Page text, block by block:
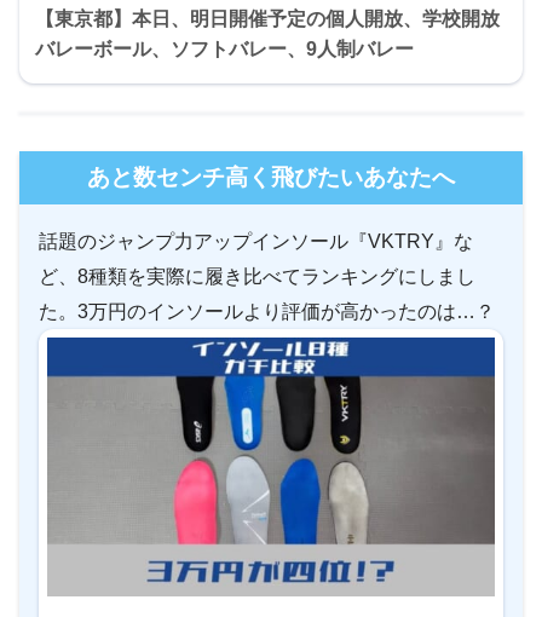
【東京都】本日、明日開催予定の個人開放、学校開放
バレーボール、ソフトバレー、9人制バレー
あと数センチ高く飛びたいあなたへ
話題のジャンプ力アップインソール『VKTRY』な
ど、8種類を実際に履き比べてランキングにしまし
た。3万円のインソールより評価が高かったのは…？